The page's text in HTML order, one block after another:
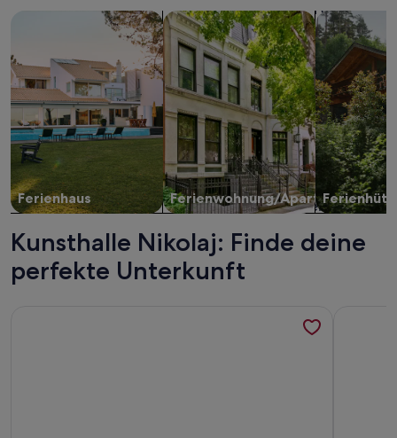
Ferienhaus
Suche nach Ferienhäusern
Ferienwohnung/Apartment
Suche nach Ferienwohnungen oder
Suche nach
Kunsthalle Nikolaj: Finde deine
perfekte Unterkunft
Weitere Infos zu Bob W Copenhagen Østerbro